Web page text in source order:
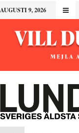
AUGUSTI 9, 2026